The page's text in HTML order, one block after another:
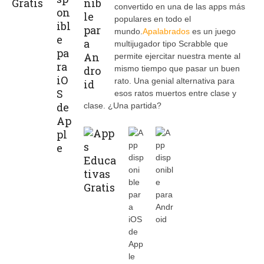
convertido en una de las apps más
populares en todo el
mundo.Apalabrados es un juego
multijugador tipo Scrabble que
permite ejercitar nuestra mente al
mismo tiempo que pasar un buen
rato. Una genial alternativa para
esos ratos muertos entre clase y
clase. ¿Una partida?